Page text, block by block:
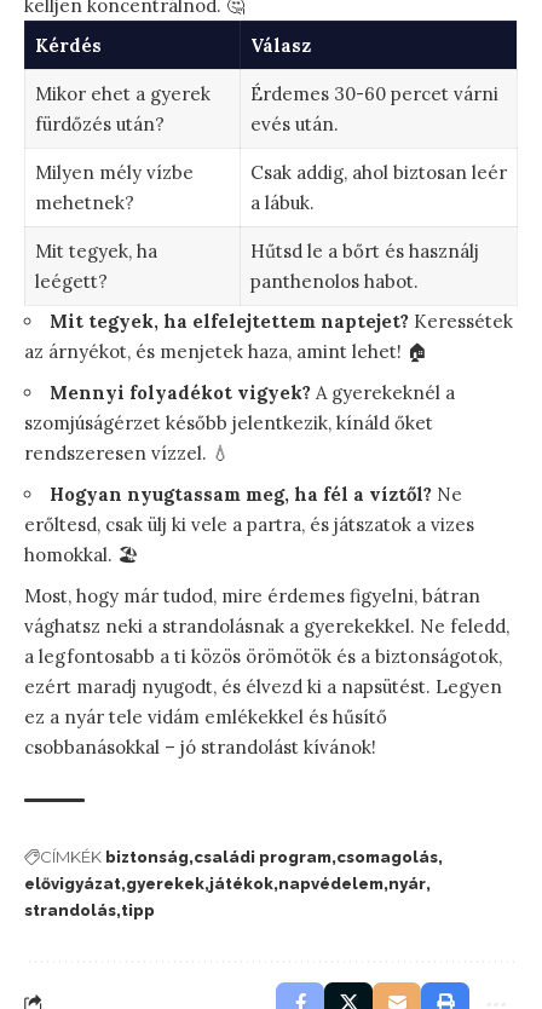
kelljen koncentrálnod. 🤔
Kérdés
Válasz
Mikor ehet a gyerek
fürdőzés után?
Érdemes 30-60 percet várni
evés után.
Milyen mély vízbe
mehetnek?
Csak addig, ahol biztosan leér
a lábuk.
Mit tegyek, ha
leégett?
Hűtsd le a bőrt és használj
panthenolos habot.
Mit tegyek, ha elfelejtettem naptejet? Keressétek
az árnyékot, és menjetek haza, amint lehet! 🏠
Mennyi folyadékot vigyek? A gyerekeknél a
szomjúságérzet később jelentkezik, kínáld őket
rendszeresen vízzel. 💧
Hogyan nyugtassam meg, ha fél a víztől? Ne
erőltesd, csak ülj ki vele a partra, és játszatok a vizes
homokkal. 🏖️
Most, hogy már tudod, mire érdemes figyelni, bátran
vághatsz neki a strandolásnak a gyerekekkel. Ne feledd,
a legfontosabb a ti közös örömötök és a biztonságotok,
ezért maradj nyugodt, és élvezd ki a napsütést. Legyen
ez a nyár tele vidám emlékekkel és hűsítő
csobbanásokkal – jó strandolást kívánok!
CÍMKÉK biztonság családi program csomagolás
elővigyázat gyerekek játékok napvédelem nyár
strandolás tipp